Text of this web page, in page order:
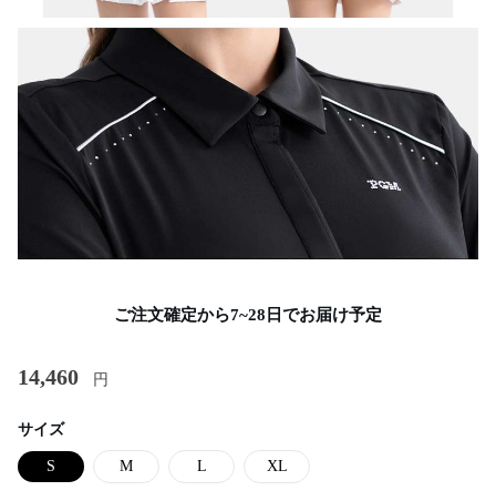
ご注文確定から7~28日でお届け予定
14,460 円
サイズ
S M L XL